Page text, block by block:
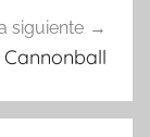
siguiente